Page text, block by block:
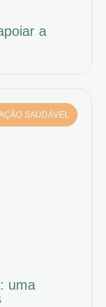
a
SAUDÁVEL
uma